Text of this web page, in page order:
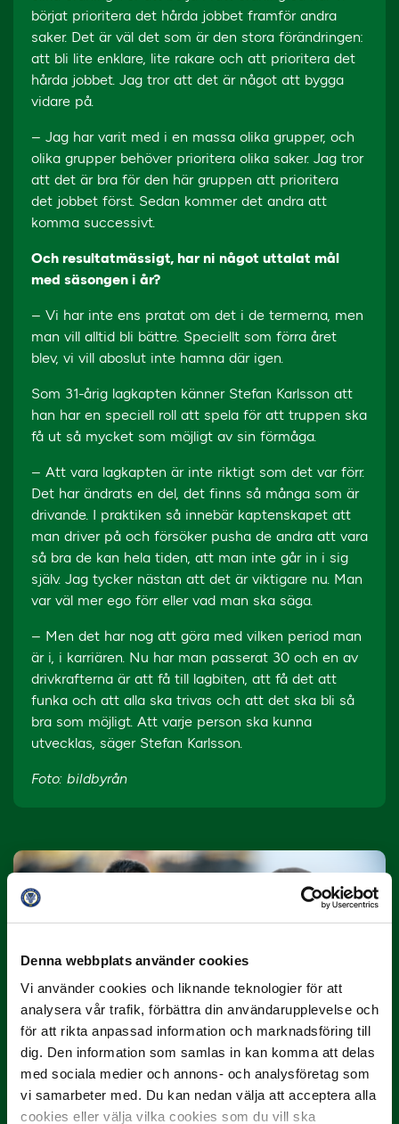
Denna webbplats använder cookies
Vi använder cookies och liknande teknologier för att
analysera vår trafik, förbättra din användarupplevelse och
för att rikta anpassad information och marknadsföring till
dig. Den information som samlas in kan komma att delas
med sociala medier och annons- och analysföretag som
vi samarbeter med. Du kan nedan välja att acceptera alla
cookies eller välja vilka cookies som du vill ska
börjat prioritera det hårda jobbet framför andra
saker. Det är väl det som är den stora förändringen:
att bli lite enklare, lite rakare och att prioritera det
hårda jobbet. Jag tror att det är något att bygga
vidare på.
– Jag har varit med i en massa olika grupper, och
olika grupper behöver prioritera olika saker. Jag tror
att det är bra för den här gruppen att prioritera
det jobbet först. Sedan kommer det andra att
komma successivt.
Och resultatmässigt, har ni något uttalat mål
med säsongen i år?
– Vi har inte ens pratat om det i de termerna, men
man vill alltid bli bättre. Speciellt som förra året
blev, vi vill aboslut inte hamna där igen.
Som 31-årig lagkapten känner Stefan Karlsson att
han har en speciell roll att spela för att truppen ska
få ut så mycket som möjligt av sin förmåga.
– Att vara lagkapten är inte riktigt som det var förr.
Det har ändrats en del, det finns så många som är
drivande. I praktiken så innebär kaptenskapet att
man driver på och försöker pusha de andra att vara
så bra de kan hela tiden, att man inte går in i sig
själv. Jag tycker nästan att det är viktigare nu. Man
var väl mer ego förr eller vad man ska säga.
– Men det har nog att göra med vilken period man
är i, i karriären. Nu har man passerat 30 och en av
drivkrafterna är att få till lagbiten, att få det att
funka och att alla ska trivas och att det ska bli så
bra som möjligt. Att varje person ska kunna
utvecklas, säger Stefan Karlsson.
Foto: bildbyrån
10 JULI
Dubbla Landskrona-priser när juni
summeras
"Vilken…